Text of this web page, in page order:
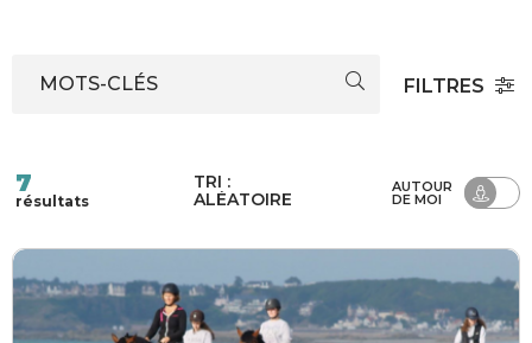
MOTS-CLÉS FILTRES
7
résultats
TRI :
ALÉATOIRE
AUTOUR
DE MOI